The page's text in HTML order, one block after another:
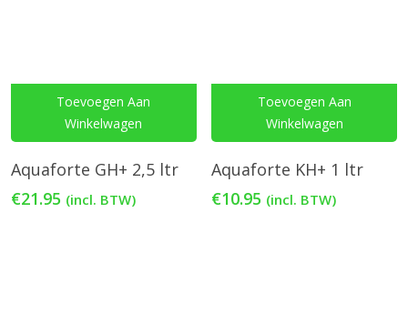
Toevoegen Aan
Winkelwagen
Aquaforte GH+ 2,5 ltr
€21.95 (incl. BTW)
Toevoegen Aan
Winkelwagen
Aquaforte KH+ 1 ltr
€10.95 (incl. BTW)